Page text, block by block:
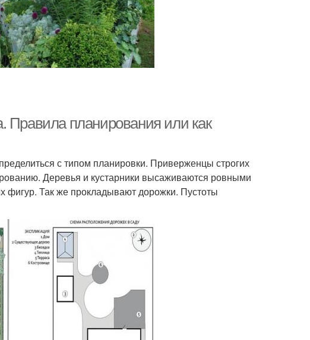
Правила планирования или как
с типом планировки. Приверженцы строгих
Деревья и кустарники высаживаются ровными
фигур. Так же прокладывают дорожки. Пустоты